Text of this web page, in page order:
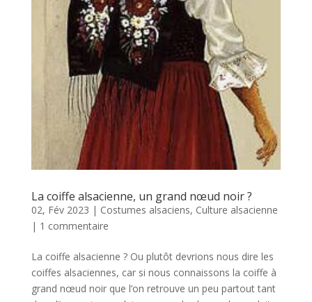
La coiffe alsacienne, un grand nœud noir ?
02, Fév 2023 | Costumes alsaciens, Culture alsacienne
| 1 commentaire
La coiffe alsacienne ? Ou plutôt devrions nous dire les
coiffes alsaciennes, car si nous connaissons la coiffe à
grand nœud noir que l’on retrouve un peu partout tant